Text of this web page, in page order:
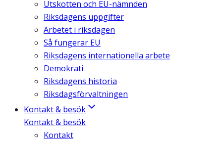
Utskotten och EU-nämnden
Riksdagens uppgifter
Arbetet i riksdagen
Så fungerar EU
Riksdagens internationella arbete
Demokrati
Riksdagens historia
Riksdagsförvaltningen
Kontakt & besök
Kontakt & besök
Kontakt